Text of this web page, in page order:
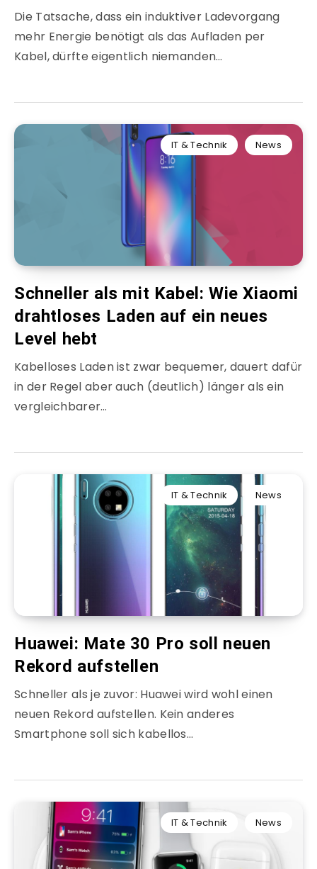
Die Tatsache, dass ein induktiver Ladevorgang
mehr Energie benötigt als das Aufladen per
Kabel, dürfte eigentlich niemanden…
IT & Technik News
Schneller als mit Kabel: Wie Xiaomi
drahtloses Laden auf ein neues
Level hebt
Kabelloses Laden ist zwar bequemer, dauert dafür
in der Regel aber auch (deutlich) länger als ein
vergleichbarer…
IT & Technik News
Huawei: Mate 30 Pro soll neuen
Rekord aufstellen
Schneller als je zuvor: Huawei wird wohl einen
neuen Rekord aufstellen. Kein anderes
Smartphone soll sich kabellos…
IT & Technik News